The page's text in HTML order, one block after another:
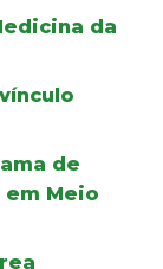
da
de
em Meio